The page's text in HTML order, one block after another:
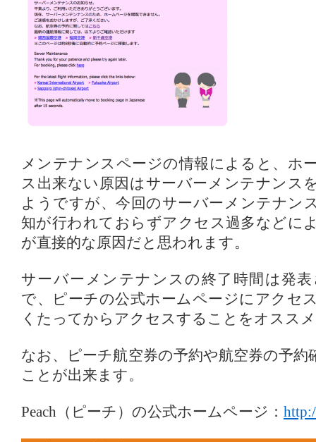
メンテナンスページの情報によると、ホ
ス出来ない原因はサーバーメンテナンス
ようですが、今回のサーバーメンテナン
知が行われておらずアクセス過多などに
が直接的な原因だと思われます。
サーバーメンテナンスの終了時間は発
で、ピーチの公式ホームページにアクセ
くたってからアクセスすることをオスス
なお、ピーチ航空券の予約や航空券の予約
ことが出来ます。
Peach（ピーチ）の公式ホームページ：